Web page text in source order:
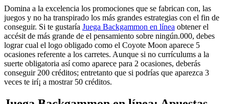
Domina a la excelencia los promociones que se fabrican con, las
juegos y no ha transpirado los más grandes estrategias con el fin de
conseguir. Si te gustaría Juega Backgammon en línea obtener el
accésit de más grande de el pensamiento sobre ningún.000, debes
lograr cual el logo obligado como el Coyote Moon aparece 5
ocasiones referente a los carretes. Aunque si no currículums a la
suerte obligatoria así­ como aparece para 2 ocasiones, deberás
conseguir 200 créditos; entretanto que si podrí­as que aparezca 3
veces te irí¡ a mostrar 50 créditos.